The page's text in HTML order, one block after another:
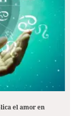
el amor en